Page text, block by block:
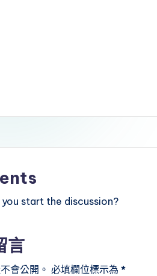
start the discussion?
言
會公開。 必填欄位標示為*